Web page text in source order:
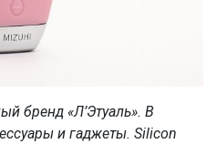
бренд «Л’Этуаль». В
и гаджеты. Silicon